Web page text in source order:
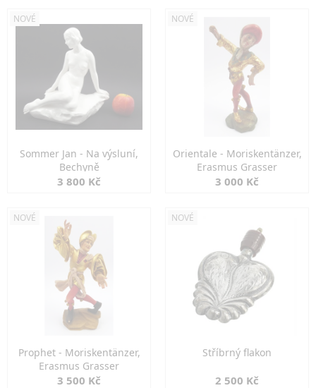
NOVÉ
Sommer Jan - Na výsluní,
Bechyně
3 800 Kč
NOVÉ
Orientale - Moriskentänzer,
Erasmus Grasser
3 000 Kč
NOVÉ
Prophet - Moriskentänzer,
Erasmus Grasser
3 500 Kč
NOVÉ
Stříbrný flakon
2 500 Kč